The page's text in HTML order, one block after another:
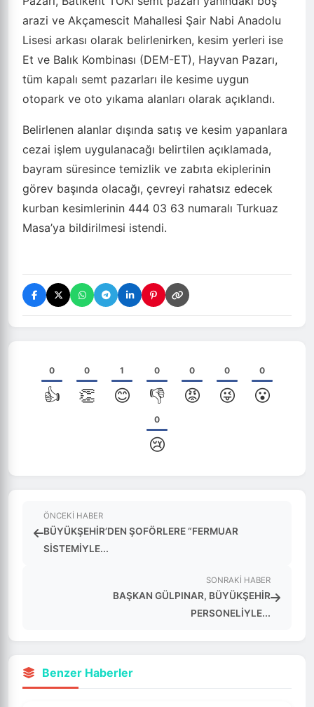
arazi ve Akçamescit Mahallesi Şair Nabi Anadolu
Lisesi arkası olarak belirlenirken, kesim yerleri ise
Et ve Balık Kombinası (DEM-ET), Hayvan Pazarı,
tüm kapalı semt pazarları ile kesime uygun
otopark ve oto yıkama alanları olarak açıklandı.
Belirlenen alanlar dışında satış ve kesim yapanlara
cezai işlem uygulanacağı belirtilen açıklamada,
bayram süresince temizlik ve zabıta ekiplerinin
görev başında olacağı, çevreyi rahatsız edecek
kurban kesimlerinin 444 03 63 numaralı Turkuaz
Masa’ya bildirilmesi istendi.
0
👍
0
👏
1
😊
0
👎
0
😡
0
😜
0
😮
0
😢
ÖNCEKI HABER
BÜYÜKŞEHİR’DEN ŞOFÖRLERE “FERMUAR
SİSTEMİYLE...
SONRAKI HABER
BAŞKAN GÜLPINAR, BÜYÜKŞEHİR
PERSONELİYLE...
Benzer Haberler